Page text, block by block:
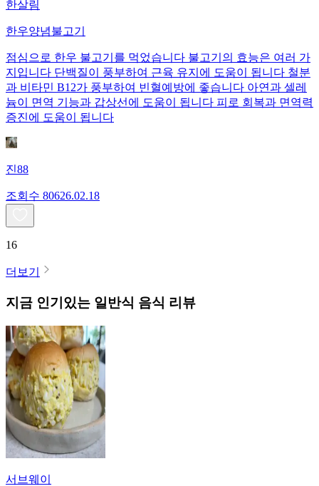
한살림
한우양념불고기
점심으로 한우 불고기를 먹었습니다 불고기의 효능은 여러 가
지입니다 단백질이 풍부하여 근육 유지에 도움이 됩니다 철분
과 비타민 B12가 풍부하여 빈혈예방에 좋습니다 아연과 셀레
늄이 면역 기능과 갑상선에 도움이 됩니다 피로 회복과 면역력
증진에 도움이 됩니다
진88
조회수 80626.02.18
16
더보기
지금 인기있는 일반식 음식 리뷰
서브웨이